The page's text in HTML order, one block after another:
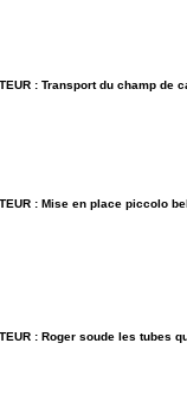
: Transport du champ
: Mise en place piccolo
: Roger soude les tubes